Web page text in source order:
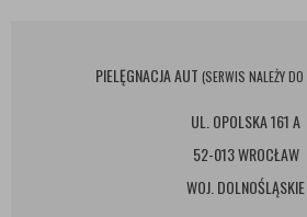
PIELĘGNACJA AUT (SERWIS NALEŻY
UL. OPOLSKA 161 A
52-013 WROCŁAW
WOJ. DOLNOŚLĄSKIE